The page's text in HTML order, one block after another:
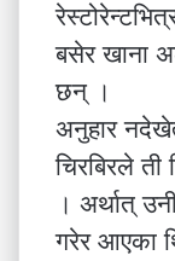
बसेर खाना
छन् ।
अनुहार
चिरबिरले
। अर्थात्
गरेर आएका